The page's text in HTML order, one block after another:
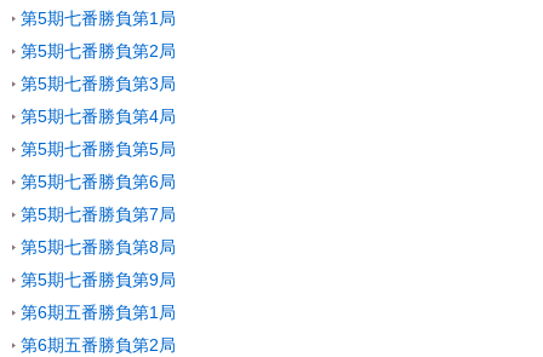
第5期七番勝負第1局
第5期七番勝負第2局
第5期七番勝負第3局
第5期七番勝負第4局
第5期七番勝負第5局
第5期七番勝負第6局
第5期七番勝負第7局
第5期七番勝負第8局
第5期七番勝負第9局
第6期五番勝負第1局
第6期五番勝負第2局